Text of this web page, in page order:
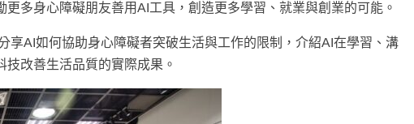
多身心障礙朋友善用AI工具，創造更多學習、就業與創業的可能。
享AI如何協助身心障礙者突破生活與工作的限制，介紹AI在學習、溝
改善生活品質的實際成果。